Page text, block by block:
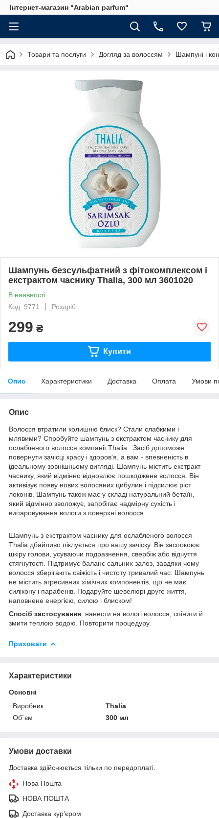
Інтернет-магазин "Arabian parfum"
Товари та послуги Догляд за волоссям Шампуні і
Шампунь безсульфатний з фітокомплексом і
екстрактом часнику Thalia, 300 мл 3601020
В наявності
Код: 9771
Роздріб
299 ₴
Купити
Опис Характеристики Доставка Оплата Умови
Опис
Волосся втратили колишню блиск? Стали слабкими і
млявими? Спробуйте шампунь з екстрактом часнику для
ослабленого волосся компанії Thalia . Засіб допоможе
повернути зачісці красу і здоров'я, а вам - впевненість в
ідеальному зовнішньому вигляді. Шампунь містить екстракт
часнику, який відмінно відновлює пошкоджене волосся. Він
активізує появу нових волосяних цибулин і підсилює ріст
локонів. Шампунь також має у складі натуральний бетаїн,
який відмінно зволожує, запобігає надмірну сухість і
випаровування вологи з поверхні волосся.
Шампунь з екстрактом часнику для ослабленого волосся
Thalia дбайливо піклується про вашу зачіску. Він заспокоює
шкіру голови, усуваючи подразнення, свербіж або відчуття
стягнутості. Підтримує баланс сальних залоз, завдяки чому
волосся зберігають свіжість і чистоту тривалий час. Шампунь
не містить агресивних хімічних компонентів, що не має
силікону і парабенів. Подаруйте шевелюрі друге життя,
наповнене енергією, силою і блиском!
Спосіб застосування: нанести на вологі волосся, спінити й
змити теплою водою. Повторити процедуру.
Приховати
Характеристики
Основні
Виробник
Thalia
Об`єм
300 мл
Умови доставки
Доставка здійснюється тільки по передоплаті.
Нова Пошта
НОВА ПОШТА
Доставка кур'єром